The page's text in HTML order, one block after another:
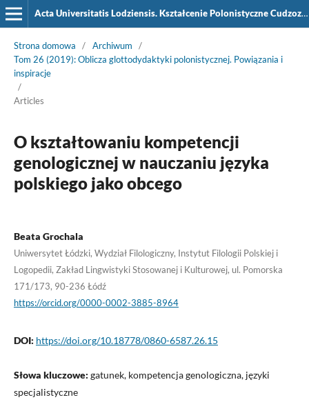
Acta Universitatis Lodziensis. Kształcenie Polonistyczne Cudzoziemców
Strona domowa / Archiwum
/
Tom 26 (2019): Oblicza glottodydaktyki polonistycznej. Powiązania i
inspiracje
/
Articles
O kształtowaniu kompetencji
genologicznej w nauczaniu języka
polskiego jako obcego
Beata Grochala
Uniwersytet Łódzki, Wydział Filologiczny, Instytut Filologii Polskiej i
Logopedii, Zakład Lingwistyki Stosowanej i Kulturowej, ul. Pomorska
171/173, 90-236 Łódź
https://orcid.org/0000-0002-3885-8964
DOI: https://doi.org/10.18778/0860-6587.26.15
Słowa kluczowe: gatunek, kompetencja genologiczna, języki
specjalistyczne